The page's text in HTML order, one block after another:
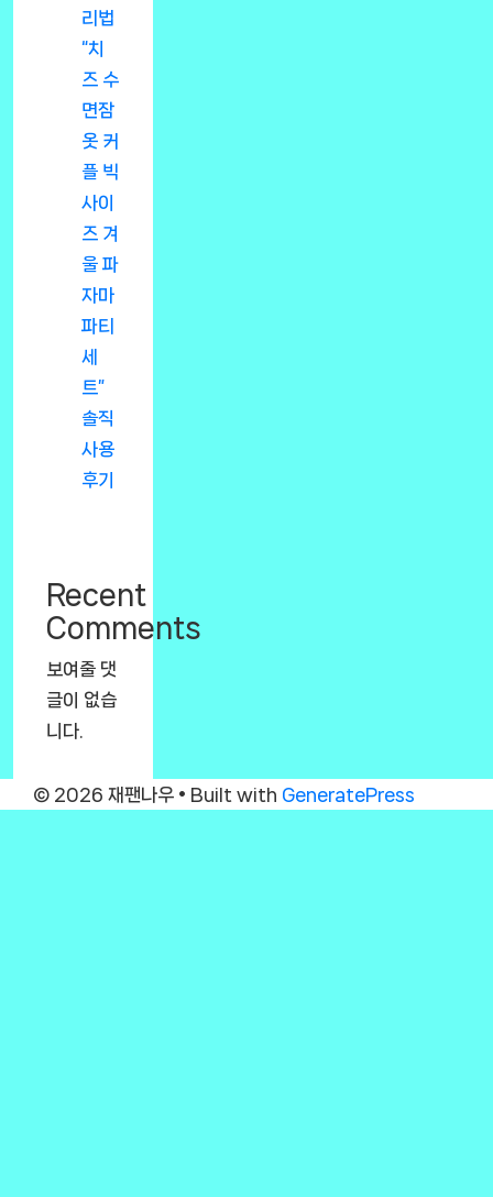
리법
“치
즈 수
면잠
옷 커
플 빅
사이
즈 겨
울 파
자마
파티
세
트”
솔직
사용
후기
Recent
Comments
보여줄 댓
글이 없습
니다.
© 2026 재팬나우 • Built with GeneratePress